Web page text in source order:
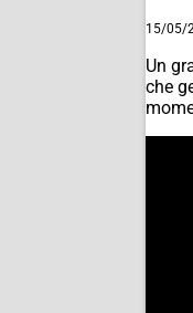
15/05/
Un
che